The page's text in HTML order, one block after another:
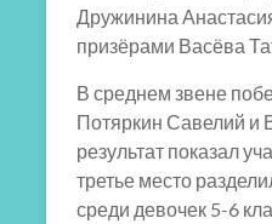
Дружинина
призёрами Васёва
В среднем звене
Потяркин Савелий и
результат показал
третье место
среди девочек 5-6